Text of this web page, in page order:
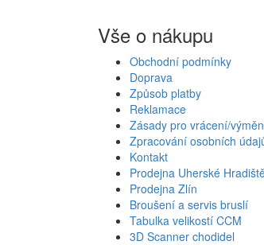
Vše o nákupu
Obchodní podmínky
Doprava
Způsob platby
Reklamace
Zásady pro vrácení/
Zpracování osobních
Kontakt
Prodejna Uherské
Prodejna Zlín
Broušení a servis bruslí
Tabulka velikostí CCM
3D Scanner chodidel